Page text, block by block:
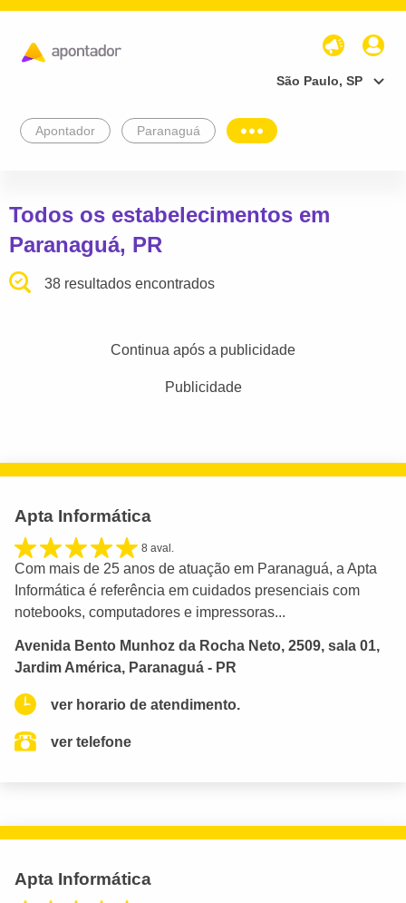
São Paulo, SP
Apontador Paranaguá
Todos os estabelecimentos em
Paranaguá, PR
38 resultados encontrados
Continua após a publicidade
Publicidade
Apta Informática
8 aval.
Com mais de 25 anos de atuação em Paranaguá, a Apta
Informática é referência em cuidados presenciais com
notebooks, computadores e impressoras...
Avenida Bento Munhoz da Rocha Neto, 2509, sala 01,
Jardim América, Paranaguá - PR
ver horario de atendimento.
ver telefone
Apta Informática